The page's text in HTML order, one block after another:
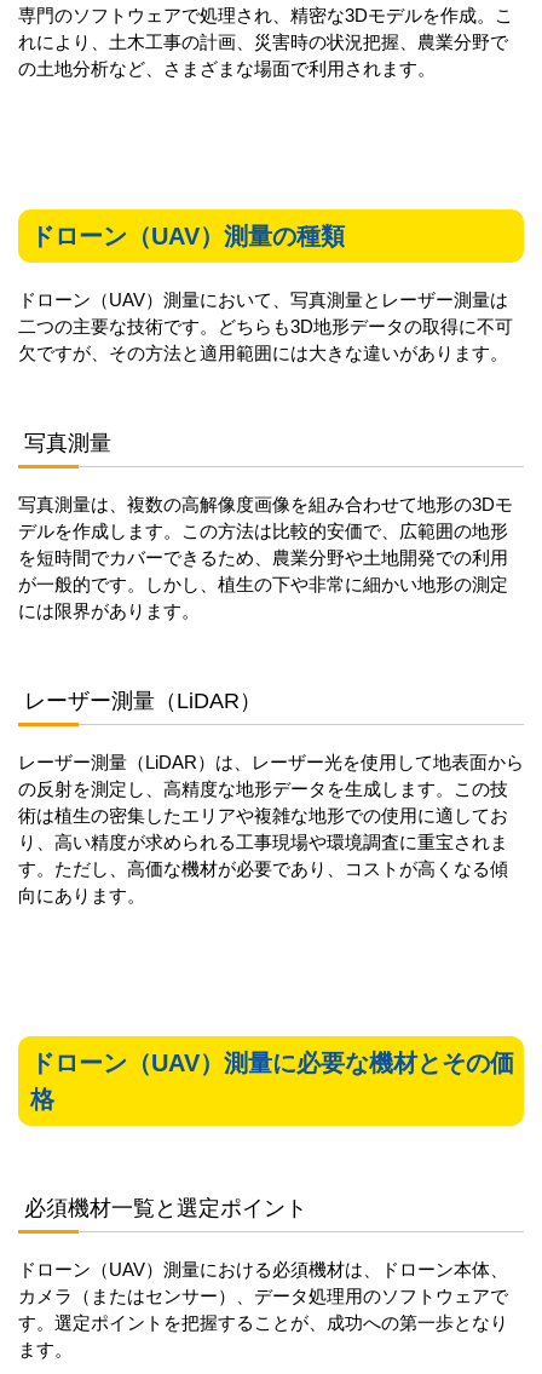
専門のソフトウェアで処理され、精密な3Dモデルを作成。こ
れにより、土木工事の計画、災害時の状況把握、農業分野で
の土地分析など、さまざまな場面で利用されます。
ドローン（UAV）測量の種類
ドローン（UAV）測量において、写真測量とレーザー測量は
二つの主要な技術です。どちらも3D地形データの取得に不可
欠ですが、その方法と適用範囲には大きな違いがあります。
写真測量
写真測量は、複数の高解像度画像を組み合わせて地形の3Dモ
デルを作成します。この方法は比較的安価で、広範囲の地形
を短時間でカバーできるため、農業分野や土地開発での利用
が一般的です。しかし、植生の下や非常に細かい地形の測定
には限界があります。
レーザー測量（LiDAR）
レーザー測量（LiDAR）は、レーザー光を使用して地表面から
の反射を測定し、高精度な地形データを生成します。この技
術は植生の密集したエリアや複雑な地形での使用に適してお
り、高い精度が求められる工事現場や環境調査に重宝されま
す。ただし、高価な機材が必要であり、コストが高くなる傾
向にあります。
ドローン（UAV）測量に必要な機材とその価
格
必須機材一覧と選定ポイント
ドローン（UAV）測量における必須機材は、ドローン本体、
カメラ（またはセンサー）、データ処理用のソフトウェアで
す。選定ポイントを把握することが、成功への第一歩となり
ます。